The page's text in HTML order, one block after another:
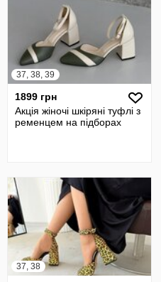
37, 38, 39
1899 грн
Акція жіночі шкіряні туфлі з
ременцем на підборах
37, 38